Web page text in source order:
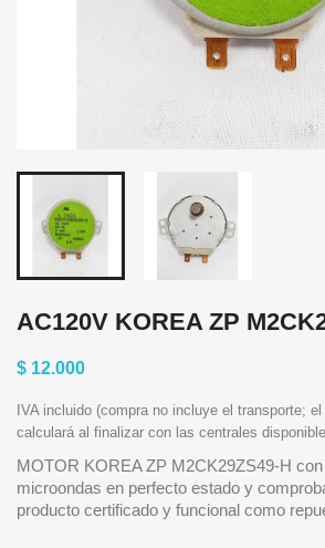
AC120V KOREA ZP
$ 12.000
IVA incluido (compra no incluye el transporte;
calculará al finalizar con las centrales
MOTOR KOREA ZP M2CK29ZS49-H
microondas en perfecto estado y
producto certificado y funcional como